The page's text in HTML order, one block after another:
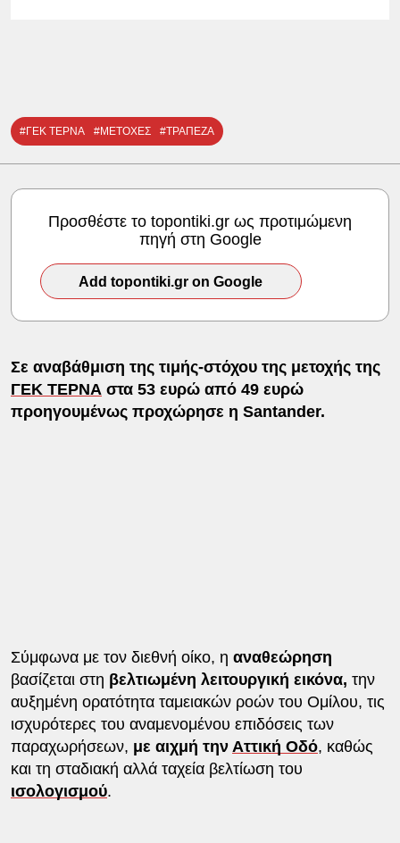
#ΓΕΚ ΤΕΡΝΑ #ΜΕΤΟΧΕΣ #ΤΡΑΠΕΖΑ
Προσθέστε το topontiki.gr ως προτιμώμενη
πηγή στη Google
Add topontiki.gr on Google
Σε αναβάθμιση της τιμής-στόχου της μετοχής της
ΓΕΚ ΤΕΡΝΑ στα 53 ευρώ από 49 ευρώ
προηγουμένως προχώρησε η Santander.
Σύμφωνα με τον διεθνή οίκο, η αναθεώρηση
βασίζεται στη βελτιωμένη λειτουργική εικόνα, την
αυξημένη ορατότητα ταμειακών ροών του Ομίλου, τις
ισχυρότερες του αναμενομένου επιδόσεις των
παραχωρήσεων, με αιχμή την Αττική Οδό, καθώς
και τη σταδιακή αλλά ταχεία βελτίωση του
ισολογισμού.